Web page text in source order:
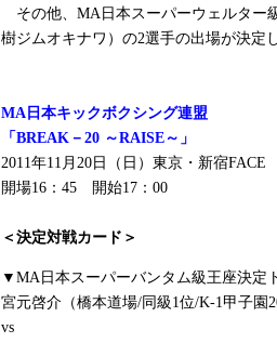
その他、MA日本スーパーウェルター
樹ジムオキナワ）の2選手の出場が決定
MA日本キックボクシング連盟
「BREAK－20 ～RAISE～」
2011年11月20日（日）東京・新宿FACE
開場16：45 開始17：00
＜決定対戦カード＞
▼MA日本スーパーバンタム級王座決
宮元啓介（橋本道場/同級1位/K-1甲子園
vs